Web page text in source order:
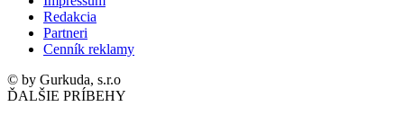
Redakcia
Partneri
Cenník reklamy
© by Gurkuda, s.r.o
ĎALŠIE PRÍBEHY